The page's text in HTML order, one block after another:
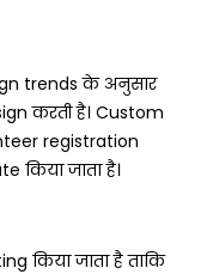
trends के अनुसार
करती है। Custom
registration
किया जाता है।
किया जाता है ताकि